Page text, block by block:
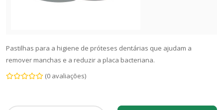
Pastilhas para a higiene de próteses dentárias que ajudam a
remover manchas e a reduzir a placa bacteriana.
(0 avaliações)